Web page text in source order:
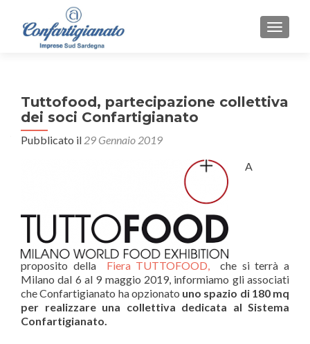
Tuttofood, partecipazione collettiva
dei soci Confartigianato
Pubblicato il 29 Gennaio 2019
A
proposito della Fiera TUTTOFOOD, che si terrà a
Milano dal 6 al 9 maggio 2019, informiamo gli associati
che Confartigianato ha opzionato uno spazio di 180 mq
per realizzare una collettiva dedicata al Sistema
Confartigianato.